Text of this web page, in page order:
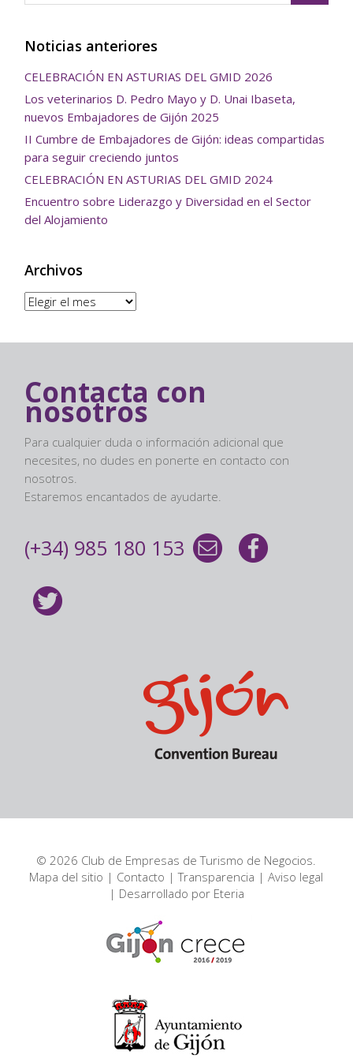
Noticias anteriores
CELEBRACIÓN EN ASTURIAS DEL GMID 2026
Los veterinarios D. Pedro Mayo y D. Unai Ibaseta,
nuevos Embajadores de Gijón 2025
II Cumbre de Embajadores de Gijón: ideas compartidas
para seguir creciendo juntos
CELEBRACIÓN EN ASTURIAS DEL GMID 2024
Encuentro sobre Liderazgo y Diversidad en el Sector
del Alojamiento
Archivos
Archivos
Contacta con
nosotros
Para cualquier duda o información adicional que
necesites, no dudes en ponerte en contacto con
nosotros.
Estaremos encantados de ayudarte.
(+34) 985 180 153
© 2026 Club de Empresas de Turismo de Negocios.
Mapa del sitio | Contacto |Transparencia |Aviso legal
| Desarrollado por Eteria